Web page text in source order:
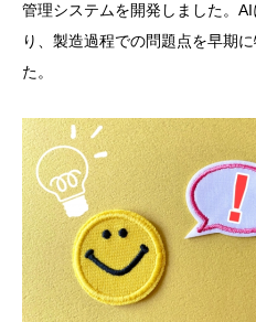
管理システムを開発しました。
り、製造過程での問題点を早期
た。